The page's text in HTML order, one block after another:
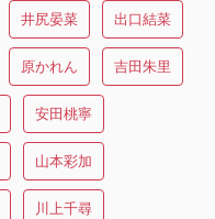
井尻晏菜 出口結菜
原かれん 吉田朱里
安田桃寧
山本彩加
川上千尋